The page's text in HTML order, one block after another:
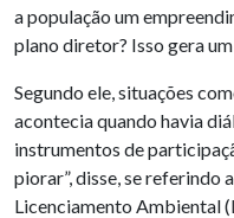
a população um
plano diretor? Isso gera
Segundo ele, situações
acontecia quando havia
instrumentos de
piorar”, disse, se referindo
Licenciamento Ambiental